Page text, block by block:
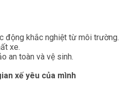
động khắc nghiệt từ môi trường.
xe.
an toàn và vệ sinh.
xế yêu của mình